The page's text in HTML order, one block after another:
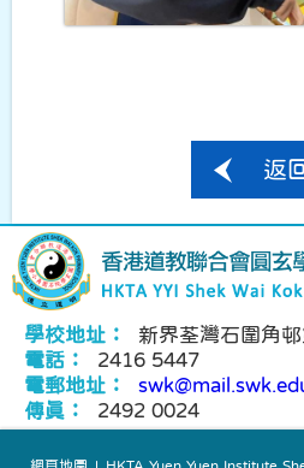
返
學校地址：
新界荃灣石圍角
電話：
2416 5447
電郵地址：
傳真：
2492 0024